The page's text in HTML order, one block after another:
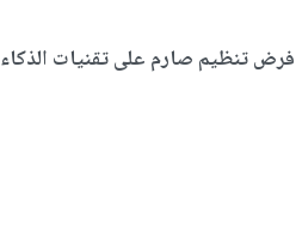
من المواطنين يؤيدون فرض تنظيم صارم على تقنيات الذكاء